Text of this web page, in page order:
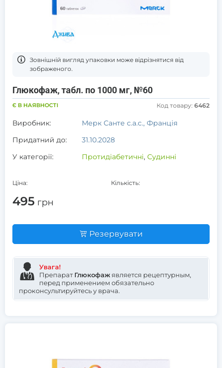
Зовнішній вигляд упаковки може відрізнятися від
зображеного.
Глюкофаж, табл. по 1000 мг, №60
Є В НАЯВНОСТІ Код товару: 6462
Виробник:
Мерк Санте с.а.с., Франція
Придатний до:
31.10.2028
У категорії:
Протидіабетичні, Судинні
Ціна:
495 грн
Кількість:
Резервувати
Увага!
Препарат Глюкофажявляется рецептурным,
перед применением обязательно
проконсультируйтесь у врача.